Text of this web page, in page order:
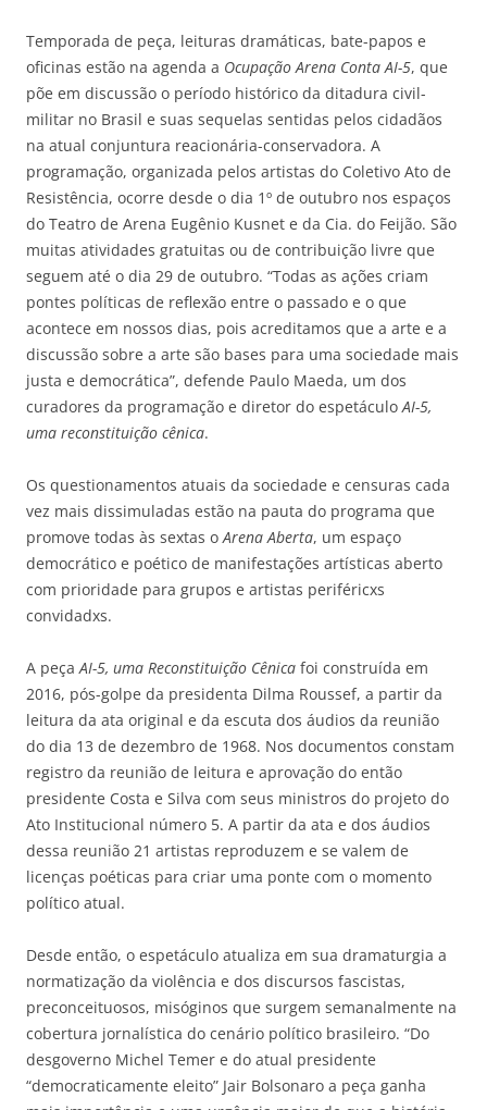
Temporada de peça, leituras dramáticas, bate-papos e
oficinas estão na agenda a Ocupação Arena Conta AI-5, que
põe em discussão o período histórico da ditadura civil-
militar no Brasil e suas sequelas sentidas pelos cidadãos
na atual conjuntura reacionária-conservadora. A
programação, organizada pelos artistas do Coletivo Ato de
Resistência, ocorre desde o dia 1º de outubro nos espaços
do Teatro de Arena Eugênio Kusnet e da Cia. do Feijão. São
muitas atividades gratuitas ou de contribuição livre que
seguem até o dia 29 de outubro. “Todas as ações criam
pontes políticas de reflexão entre o passado e o que
acontece em nossos dias, pois acreditamos que a arte e a
discussão sobre a arte são bases para uma sociedade mais
justa e democrática”, defende Paulo Maeda, um dos
curadores da programação e diretor do espetáculo AI-5,
uma reconstituição cênica.
Os questionamentos atuais da sociedade e censuras cada
vez mais dissimuladas estão na pauta do programa que
promove todas às sextas o Arena Aberta, um espaço
democrático e poético de manifestações artísticas aberto
com prioridade para grupos e artistas periféricxs
convidadxs.
A peça AI-5, uma Reconstituição Cênica foi construída em
2016, pós-golpe da presidenta Dilma Roussef, a partir da
leitura da ata original e da escuta dos áudios da reunião
do dia 13 de dezembro de 1968. Nos documentos constam
registro da reunião de leitura e aprovação do então
presidente Costa e Silva com seus ministros do projeto do
Ato Institucional número 5. A partir da ata e dos áudios
dessa reunião 21 artistas reproduzem e se valem de
licenças poéticas para criar uma ponte com o momento
político atual.
Desde então, o espetáculo atualiza em sua dramaturgia a
normatização da violência e dos discursos fascistas,
preconceituosos, misóginos que surgem semanalmente na
cobertura jornalística do cenário político brasileiro. “Do
desgoverno Michel Temer e do atual presidente
“democraticamente eleito” Jair Bolsonaro a peça ganha